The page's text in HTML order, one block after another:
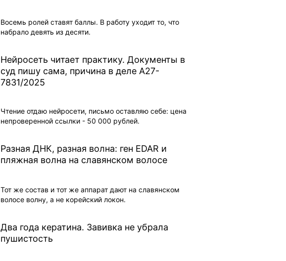
Восемь ролей ставят баллы. В работу уходит то, что
набрало девять из десяти.
Нейросеть читает практику. Документы в
суд пишу сама, причина в деле А27-
7831/2025
Чтение отдаю нейросети, письмо оставляю себе: цена
непроверенной ссылки - 50 000 рублей.
Разная ДНК, разная волна: ген EDAR и
пляжная волна на славянском волосе
Тот же состав и тот же аппарат дают на славянском
волосе волну, а не корейский локон.
Два года кератина. Завивка не убрала
пушистость